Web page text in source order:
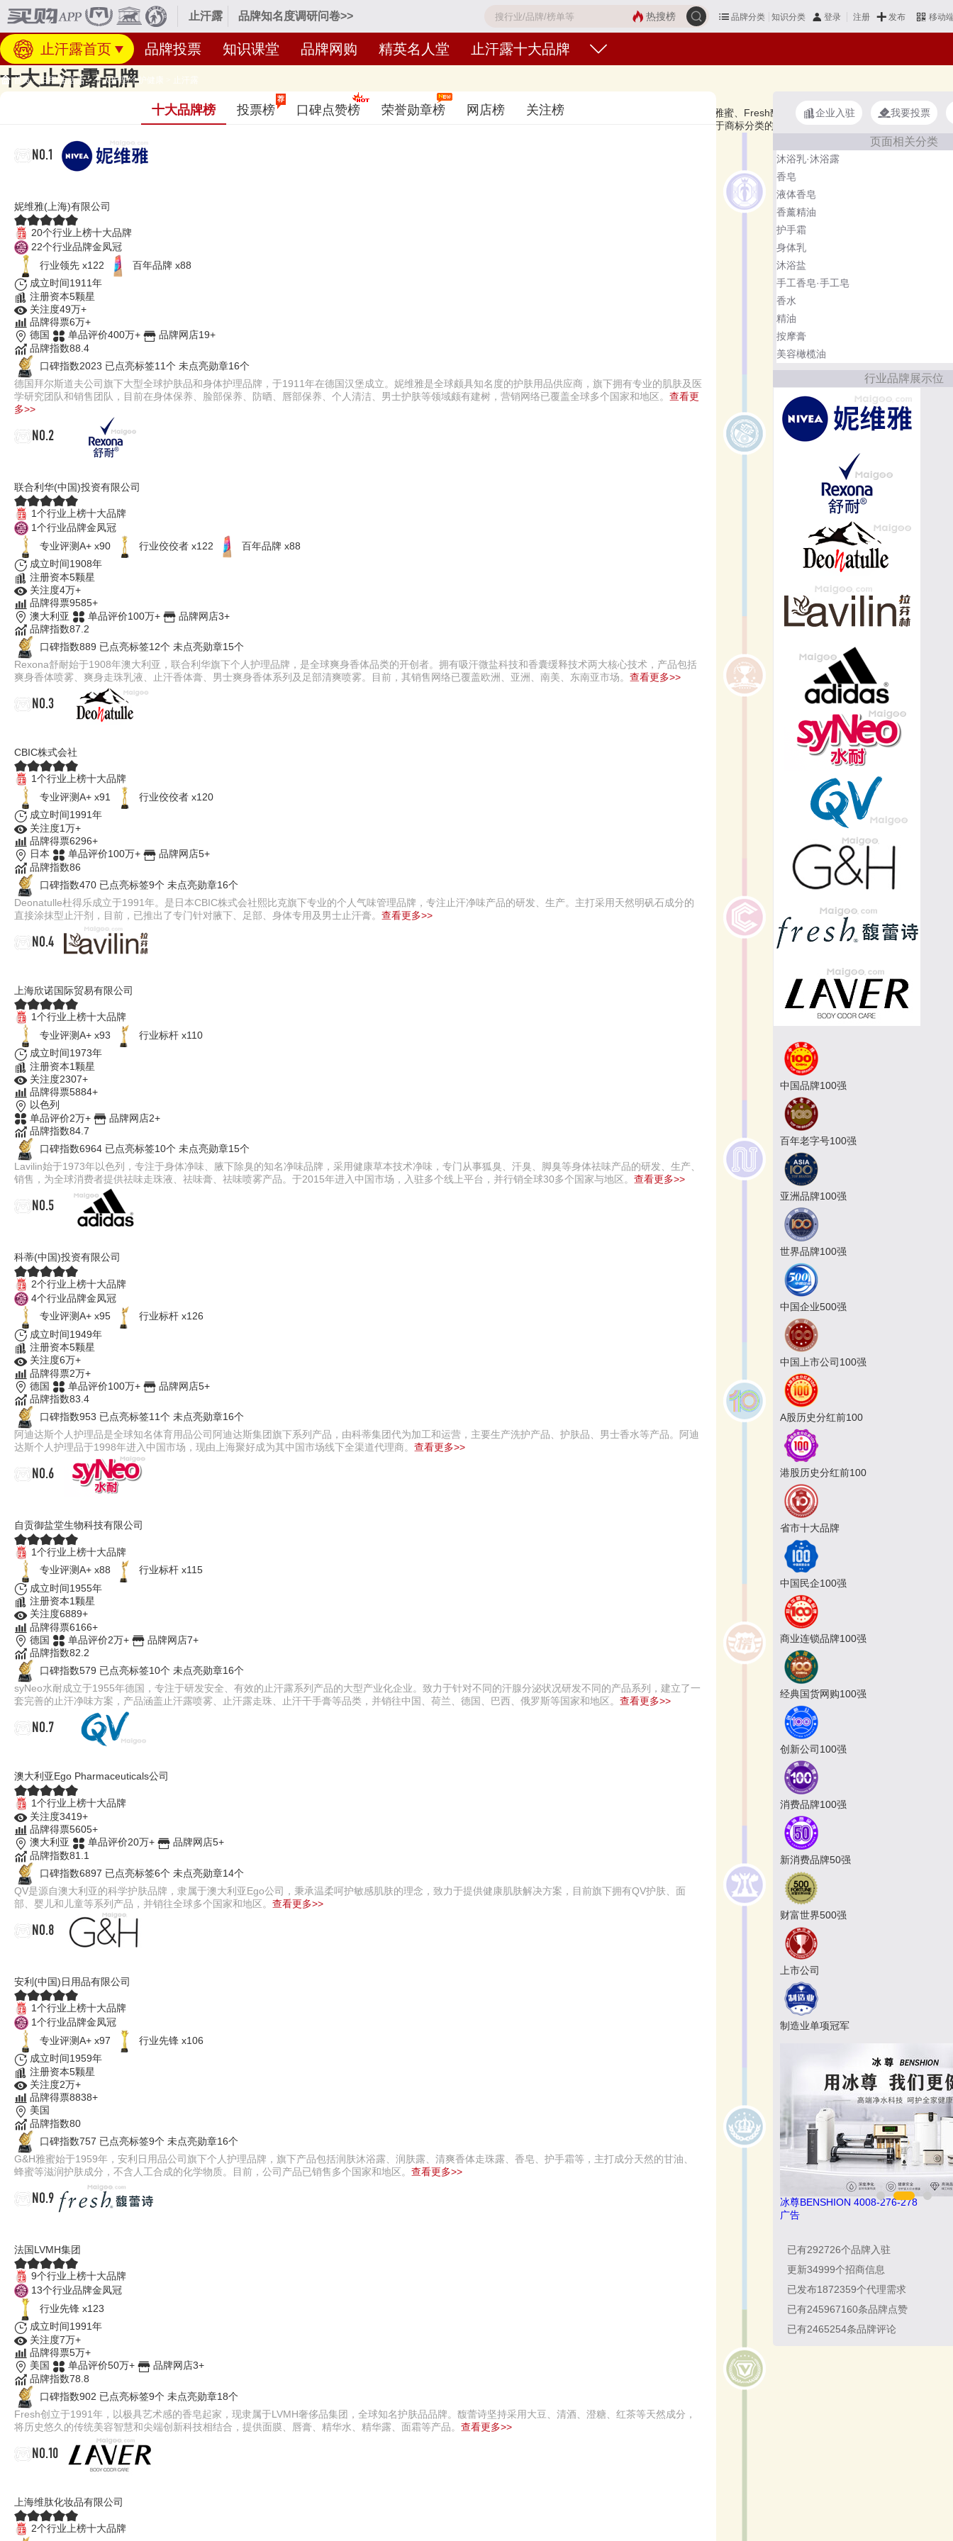
止汗露 品牌知名度调研问卷>> 品牌分类 知识分类 登录 注册 发布 移动
热搜榜
止汗露首页 品牌投票 知识课堂 品牌网购 精英名人堂 止汗露十大品牌
十大止汗露品牌
止汗露品牌排行榜，止汗膏-止汗喷雾-止汗香体露品牌，止汗露什么品牌好〈2026〉
止汗露十大品牌名单发布啦！居前十的有：NIVEA妮维雅、Rexona舒耐、Deonatulle、Lavilin、Adidas阿迪达斯、syNeo水耐、QV、G&H雅蜜、Fresh馥蕾诗、LAVER等，上榜止汗露十大品
品牌名单的是口碑好或知名度高、有实力的品牌，排名不分先后，仅供借鉴参考，想知道什么牌子的止汗露好？您可以多比较，选择自己满意的！止汗露品牌主要属于商标分类的第3类。榜单更新时间：2026年07月18
首页 > 日用/生活品 > 个人护理/个护健康
十大品牌榜 投票榜
荐
口碑点赞榜 荣誉勋章榜 网店榜 关注榜
NO.1
妮维雅(上海)有限公司
20个行业上榜十大品牌
22个行业品牌金凤冠
行业领先 x122
百年品牌 x88
成立时间1911年
注册资本5颗星
关注度49万+
品牌得票6万+
德国
单品评价400万+
品牌网店19+
品牌指数88.4
口碑指数2023 已点亮标签11个 未点亮勋章16个
德国拜尔斯道夫公司旗下大型全球护肤品和身体护理品牌，于1911年在德国汉堡成立。妮维雅是全球颇具知名度的护肤用品供应商，旗下拥有专业的肌肤及医
学研究团队和销售团队，目前在身体保养、脸部保养、防晒、唇部保养、个人清洁、男士护肤等领域颇有建树，营销网络已覆盖全球多个国家和地区。 查看更
多>>
NO.2
联合利华(中国)投资有限公司
1个行业上榜十大品牌
1个行业品牌金凤冠
专业评测A+ x90
行业佼佼者 x122
百年品牌 x88
成立时间1908年
注册资本5颗星
关注度4万+
品牌得票9585+
澳大利亚
单品评价100万+
品牌网店3+
品牌指数87.2
口碑指数889 已点亮标签12个 未点亮勋章15个
Rexona舒耐始于1908年澳大利亚，联合利华旗下个人护理品牌，是全球爽身香体品类的开创者。拥有吸汗微盐科技和香囊缓释技术两大核心技术，产品包括
爽身香体喷雾、爽身走珠乳液、止汗香体膏、男士爽身香体系列及足部清爽喷雾。目前，其销售网络已覆盖欧洲、亚洲、南美、东南亚市场。 查看更多>>
NO.3
CBIC株式会社
1个行业上榜十大品牌
专业评测A+ x91
行业佼佼者 x120
成立时间1991年
关注度1万+
品牌得票6296+
日本
单品评价100万+
品牌网店5+
品牌指数86
口碑指数470 已点亮标签9个 未点亮勋章16个
Deonatulle杜得乐成立于1991年。是日本CBIC株式会社熙比克旗下专业的个人气味管理品牌，专注止汗净味产品的研发、生产。主打采用天然明矾石成分的
直接涂抹型止汗剂，目前，已推出了专门针对腋下、足部、身体专用及男士止汗膏。 查看更多>>
NO.4
上海欣诺国际贸易有限公司
1个行业上榜十大品牌
专业评测A+ x93
行业标杆 x110
成立时间1973年
注册资本1颗星
关注度2307+
品牌得票5884+
以色列
单品评价2万+
品牌网店2+
品牌指数84.7
口碑指数6964 已点亮标签10个 未点亮勋章15个
Lavilin始于1973年以色列，专注于身体净味、腋下除臭的知名净味品牌，采用健康草本技术净味，专门从事狐臭、汗臭、脚臭等身体祛味产品的研发、生产、
销售，为全球消费者提供祛味走珠液、祛味膏、祛味喷雾产品。于2015年进入中国市场，入驻多个线上平台，并行销全球30多个国家与地区。 查看更多>>
NO.5
科蒂(中国)投资有限公司
2个行业上榜十大品牌
4个行业品牌金凤冠
专业评测A+ x95
行业标杆 x126
成立时间1949年
注册资本5颗星
关注度6万+
品牌得票2万+
德国
单品评价100万+
品牌网店5+
品牌指数83.4
口碑指数953 已点亮标签11个 未点亮勋章16个
阿迪达斯个人护理品是全球知名体育用品公司阿迪达斯集团旗下系列产品，由科蒂集团代为加工和运营，主要生产洗护产品、护肤品、男士香水等产品。阿迪
达斯个人护理品于1998年进入中国市场，现由上海聚好成为其中国市场线下全渠道代理商。 查看更多>>
NO.6
自贡御盐堂生物科技有限公司
1个行业上榜十大品牌
专业评测A+ x88
行业标杆 x115
成立时间1955年
注册资本1颗星
关注度6889+
品牌得票6166+
德国
单品评价2万+
品牌网店7+
品牌指数82.2
口碑指数579 已点亮标签10个 未点亮勋章16个
syNeo水耐成立于1955年德国，专注于研发安全、有效的止汗露系列产品的大型产业化企业。致力于针对不同的汗腺分泌状况研发不同的产品系列，建立了一
套完善的止汗净味方案，产品涵盖止汗露喷雾、止汗露走珠、止汗干手膏等品类，并销往中国、荷兰、德国、巴西、俄罗斯等国家和地区。 查看更多>>
NO.7
澳大利亚Ego Pharmaceuticals公司
1个行业上榜十大品牌
关注度3419+
品牌得票5605+
澳大利亚
单品评价20万+
品牌网店5+
品牌指数81.1
口碑指数6897 已点亮标签6个 未点亮勋章14个
QV是源自澳大利亚的科学护肤品牌，隶属于澳大利亚Ego公司，秉承温柔呵护敏感肌肤的理念，致力于提供健康肌肤解决方案，目前旗下拥有QV护肤、面
部、婴儿和儿童等系列产品，并销往全球多个国家和地区。 查看更多>>
NO.8
安利(中国)日用品有限公司
1个行业上榜十大品牌
1个行业品牌金凤冠
专业评测A+ x97
行业先锋 x106
成立时间1959年
注册资本5颗星
关注度2万+
品牌得票8838+
美国
品牌指数80
口碑指数757 已点亮标签9个 未点亮勋章16个
G&H雅蜜始于1959年，安利日用品公司旗下个人护理品牌，旗下产品包括润肤沐浴露、润肤露、清爽香体走珠露、香皂、护手霜等，主打成分天然的甘油、
蜂蜜等滋润护肤成分，不含人工合成的化学物质。目前，公司产品已销售多个国家和地区。 查看更多>>
NO.9
法国LVMH集团
9个行业上榜十大品牌
13个行业品牌金凤冠
行业先锋 x123
成立时间1991年
关注度7万+
品牌得票5万+
美国
单品评价50万+
品牌网店3+
品牌指数78.8
口碑指数902 已点亮标签9个 未点亮勋章18个
Fresh创立于1991年，以极具艺术感的香皂起家，现隶属于LVMH奢侈品集团，全球知名护肤品品牌。馥蕾诗坚持采用大豆、清酒、澄糖、红茶等天然成分，
将历史悠久的传统美容智慧和尖端创新科技相结合，提供面膜、唇膏、精华水、精华露、面霜等产品。 查看更多>>
NO.10
上海维肽化妆品有限公司
2个行业上榜十大品牌
企业入驻 我要投票
页面相关分类
沐浴乳·沐浴露
香皂
液体香皂
香薰精油
护手霜
身体乳
沐浴盐
手工香皂·手工皂
香水
精油
按摩膏
美容橄榄油
行业品牌展示位
中国品牌100强
百年老字号100强
亚洲品牌100强
世界品牌100强
中国企业500强
中国上市公司100强
A股历史分红前100
港股历史分红前100
省市十大品牌
中国民企100强
商业连锁品牌100强
经典国货网购100强
创新公司100强
消费品牌100强
新消费品牌50强
财富世界500强
上市公司
制造业单项冠军
冰尊BENSHION 4008-276-278
广告
已有292726个品牌入驻
更新34999个招商信息
已发布1872359个代理需求
已有245967160条品牌点赞
已有2465254条品牌评论